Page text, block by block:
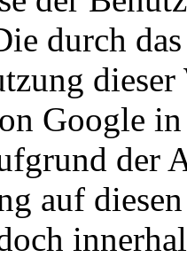
durch
Google
der
auf